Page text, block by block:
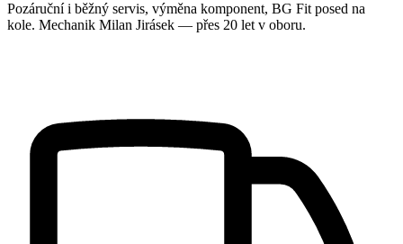
Pozáruční i běžný servis, výměna komponent, BG Fit posed na
kole. Mechanik Milan Jirásek — přes 20 let v oboru.